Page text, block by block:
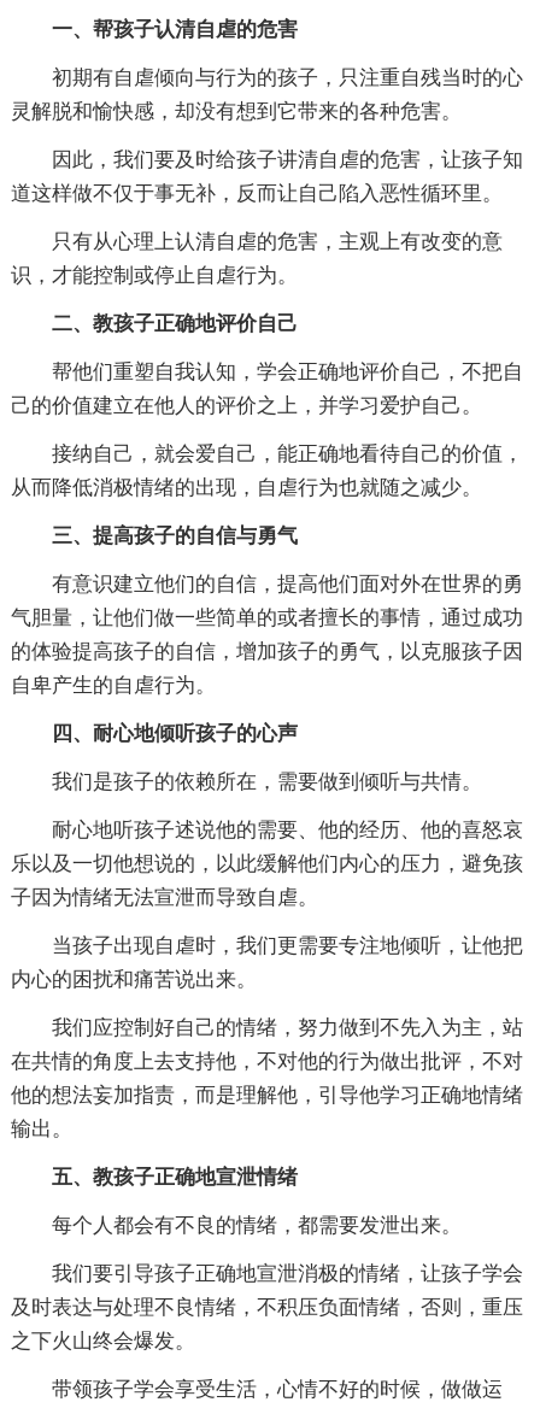
一、帮孩子认清自虐的危害
初期有自虐倾向与行为的孩子，只注重自残当时的心
灵解脱和愉快感，却没有想到它带来的各种危害。
因此，我们要及时给孩子讲清自虐的危害，让孩子知
道这样做不仅于事无补，反而让自己陷入恶性循环里。
只有从心理上认清自虐的危害，主观上有改变的意
识，才能控制或停止自虐行为。
二、教孩子正确地评价自己
帮他们重塑自我认知，学会正确地评价自己，不把自
己的价值建立在他人的评价之上，并学习爱护自己。
接纳自己，就会爱自己，能正确地看待自己的价值，
从而降低消极情绪的出现，自虐行为也就随之减少。
三、提高孩子的自信与勇气
有意识建立他们的自信，提高他们面对外在世界的勇
气胆量，让他们做一些简单的或者擅长的事情，通过成功
的体验提高孩子的自信，增加孩子的勇气，以克服孩子因
自卑产生的自虐行为。
四、耐心地倾听孩子的心声
我们是孩子的依赖所在，需要做到倾听与共情。
耐心地听孩子述说他的需要、他的经历、他的喜怒哀
乐以及一切他想说的，以此缓解他们内心的压力，避免孩
子因为情绪无法宣泄而导致自虐。
当孩子出现自虐时，我们更需要专注地倾听，让他把
内心的困扰和痛苦说出来。
我们应控制好自己的情绪，努力做到不先入为主，站
在共情的角度上去支持他，不对他的行为做出批评，不对
他的想法妄加指责，而是理解他，引导他学习正确地情绪
输出。
五、教孩子正确地宣泄情绪
每个人都会有不良的情绪，都需要发泄出来。
我们要引导孩子正确地宣泄消极的情绪，让孩子学会
及时表达与处理不良情绪，不积压负面情绪，否则，重压
之下火山终会爆发。
带领孩子学会享受生活，心情不好的时候，做做运